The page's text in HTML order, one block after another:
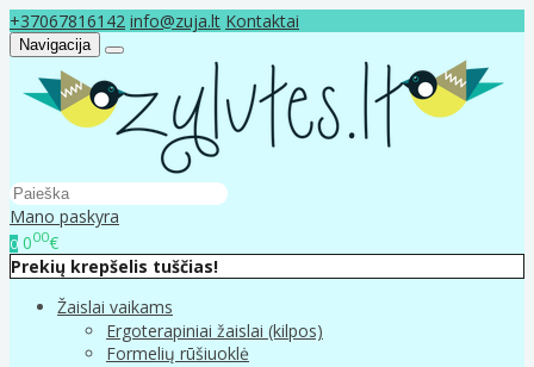
+37067816142 info@zuja.lt Kontaktai
Navigacija
Mano paskyra
0 000€
Prekių krepšelis tuščias!
Žaislai vaikams
Ergoterapiniai žaislai (kilpos)
Formelių rūšiuoklė